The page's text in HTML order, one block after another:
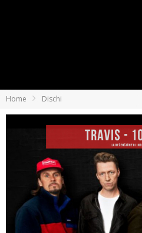
Home Dischi